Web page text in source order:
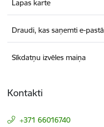
Lapas karte
Draudi, kas saņemti e-pastā
Sīkdatņu izvēles maiņa
Kontakti
+371 66016740